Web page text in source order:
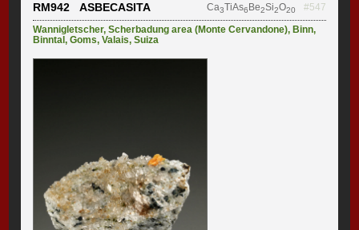
RM942 ASBECASITA Ca3TiAs6 Be2Si2O20
#547
Wannigletscher,Scherbadung area (Monte Cervandone),Binn,
Binntal,Goms,Valais,Suiza